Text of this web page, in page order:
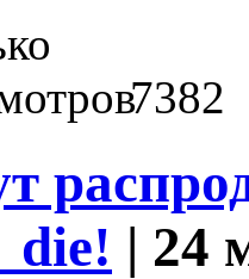
7382
| 24